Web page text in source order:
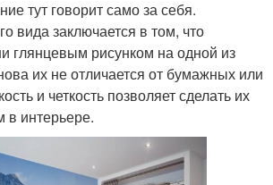
тут говорит само за себя.
вида заключается в том, что
глянцевым рисунком на одной из
их не отличается от бумажных или
и четкость позволяет сделать их
в интерьере.